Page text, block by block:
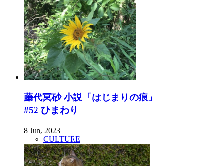
藤代冥砂 小説「はじまりの痕」
#52 ひまわり
8 Jun, 2023
CULTURE